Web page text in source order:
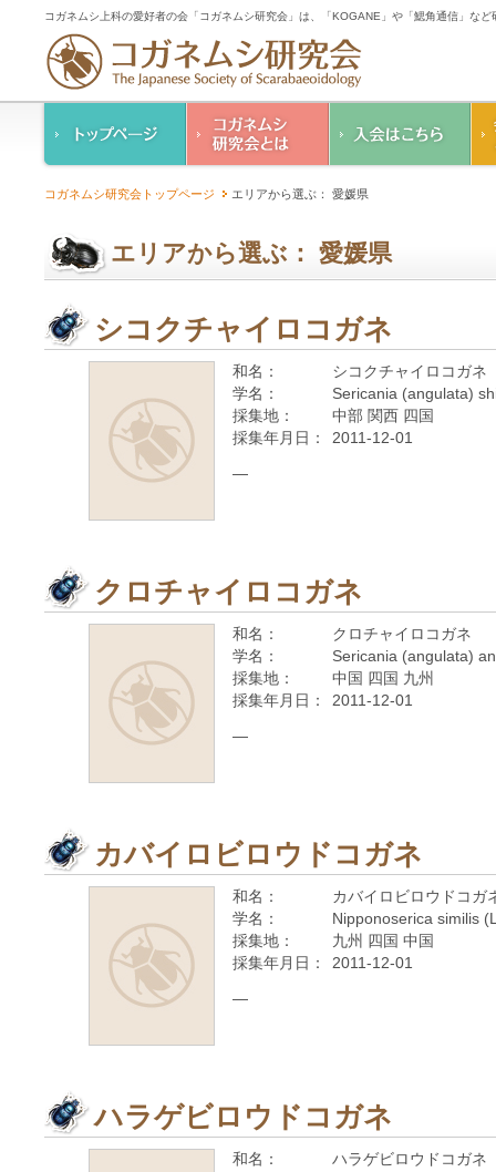
コガネムシ上科の愛好者の会「コガネムシ研究会」は、「KOGANE」や「鰓角通信」な
ご案内
幹事紹介
人情報保護要領
コガネムシ研究会トップページ エリアから選ぶ： 愛媛県
エリアから選ぶ： 愛媛県
シコクチャイロコガネ
和名：
シコクチャイロコガネ
学名：
Sericania (angulata)
採集地：
中部 関西 四国
採集年月日：
2011-12-01
—
クロチャイロコガネ
和名：
クロチャイロコガネ
学名：
Sericania (angulata)
採集地：
中国 四国 九州
採集年月日：
2011-12-01
—
カバイロビロウドコガネ
和名：
カバイロビロウドコガ
学名：
Nipponoserica similis
採集地：
九州 四国 中国
採集年月日：
2011-12-01
—
ハラゲビロウドコガネ
和名：
ハラゲビロウドコガネ